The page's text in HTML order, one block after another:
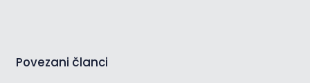
Povezani članci